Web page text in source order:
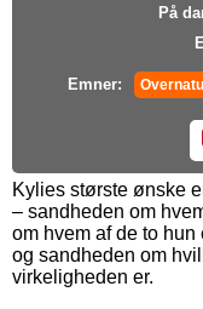
På
Emner:
Kylies største ønske
– sandheden om
om hvem af de to hun
og sandheden om
virkeligheden er.